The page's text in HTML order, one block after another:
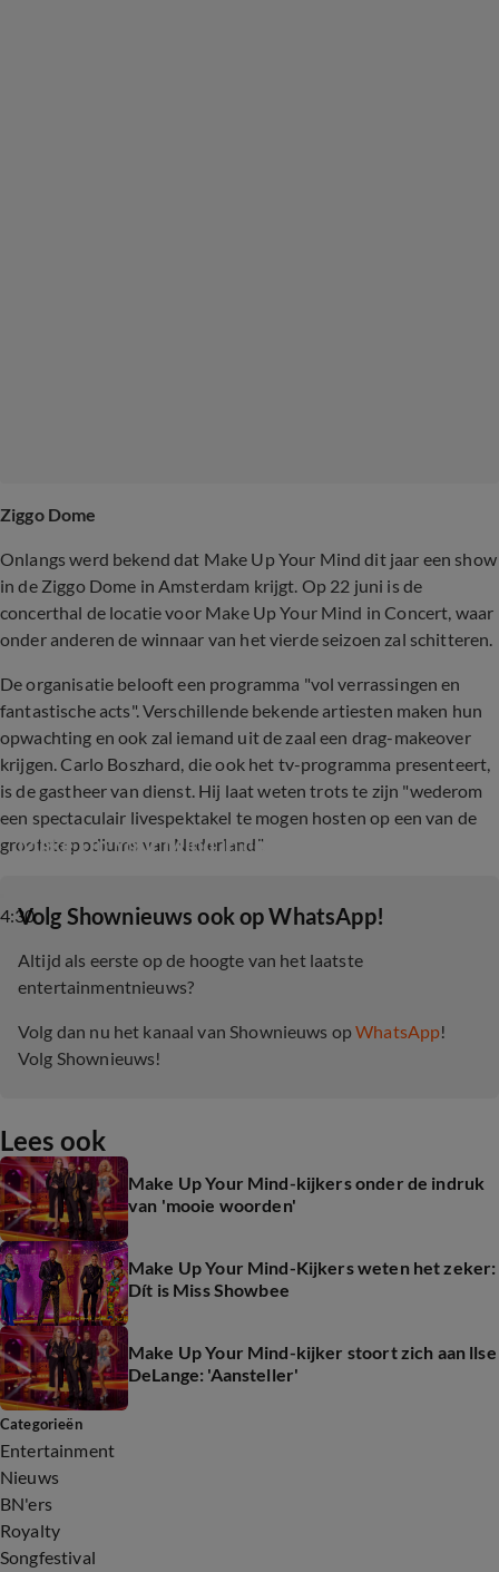
Ziggo Dome
Onlangs werd bekend dat Make Up Your Mind dit jaar een show
in de Ziggo Dome in Amsterdam krijgt. Op 22 juni is de
concerthal de locatie voor Make Up Your Mind in Concert, waar
onder anderen de winnaar van het vierde seizoen zal schitteren.
De organisatie belooft een programma "vol verrassingen en
fantastische acts". Verschillende bekende artiesten maken hun
opwachting en ook zal iemand uit de zaal een drag-makeover
krijgen. Carlo Boszhard, die ook het tv-programma presenteert,
is de gastheer van dienst. Hij laat weten trots te zijn "wederom
een spectaculair livespektakel te mogen hosten op een van de
grootste podiums van Nederland".
4:30
Make Up Your Mind in concert
‎Volg Shownieuws ook op WhatsApp!
Altijd als eerste op de hoogte van het laatste
entertainmentnieuws?
Volg dan nu het kanaal van Shownieuws opWhatsApp!
Volg Shownieuws!
Lees ook
Make Up Your Mind-kijkers onder de indruk
van 'mooie woorden'
Make Up Your Mind-Kijkers weten het zeker:
Dít is Miss Showbee
Make Up Your Mind-kijker stoort zich aan llse
DeLange: 'Aansteller'
Categorieën
Entertainment
Nieuws
BN'ers
Royalty
Songfestival